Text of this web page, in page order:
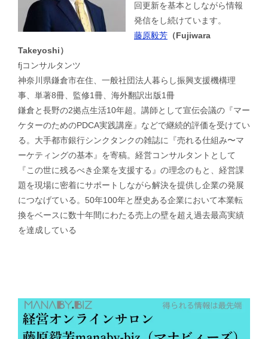
回更新を基本としながら情報
発信をし続けています。
藤原毅芳 （Fujiwara
Takeyoshi）
fjコンサルタンツ
神奈川県鎌倉市在住、一般社団法人暮らし振興支援機構理
事、単著8冊、監修1冊、海外翻訳出版1冊
鎌倉と長野の2拠点生活10年超。講師として宣伝会議の『マー
ケターのためのPDCA実践講座』などで継続的評価を受けてい
る。大手都市銀行シンクタンクの雑誌に『売れる仕組み〜マ
ーケティングの基本』を寄稿。経営コンサルタントとして
『この世に残るべき企業を支援する』の理念のもと、経営課
題を現場に密着にサポートしながら解決を提供し企業の発展
につなげている。50年100年と歴史ある企業において本業転
換をベースに数十年間にわたる売上の壁を超え過去最高実績
を達成している